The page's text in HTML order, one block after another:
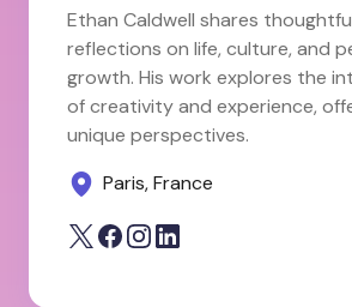
Ethan Caldwell shares
reflections on life, culture, and
growth. His work explores the
of creativity and experience,
unique perspectives.
Paris, France